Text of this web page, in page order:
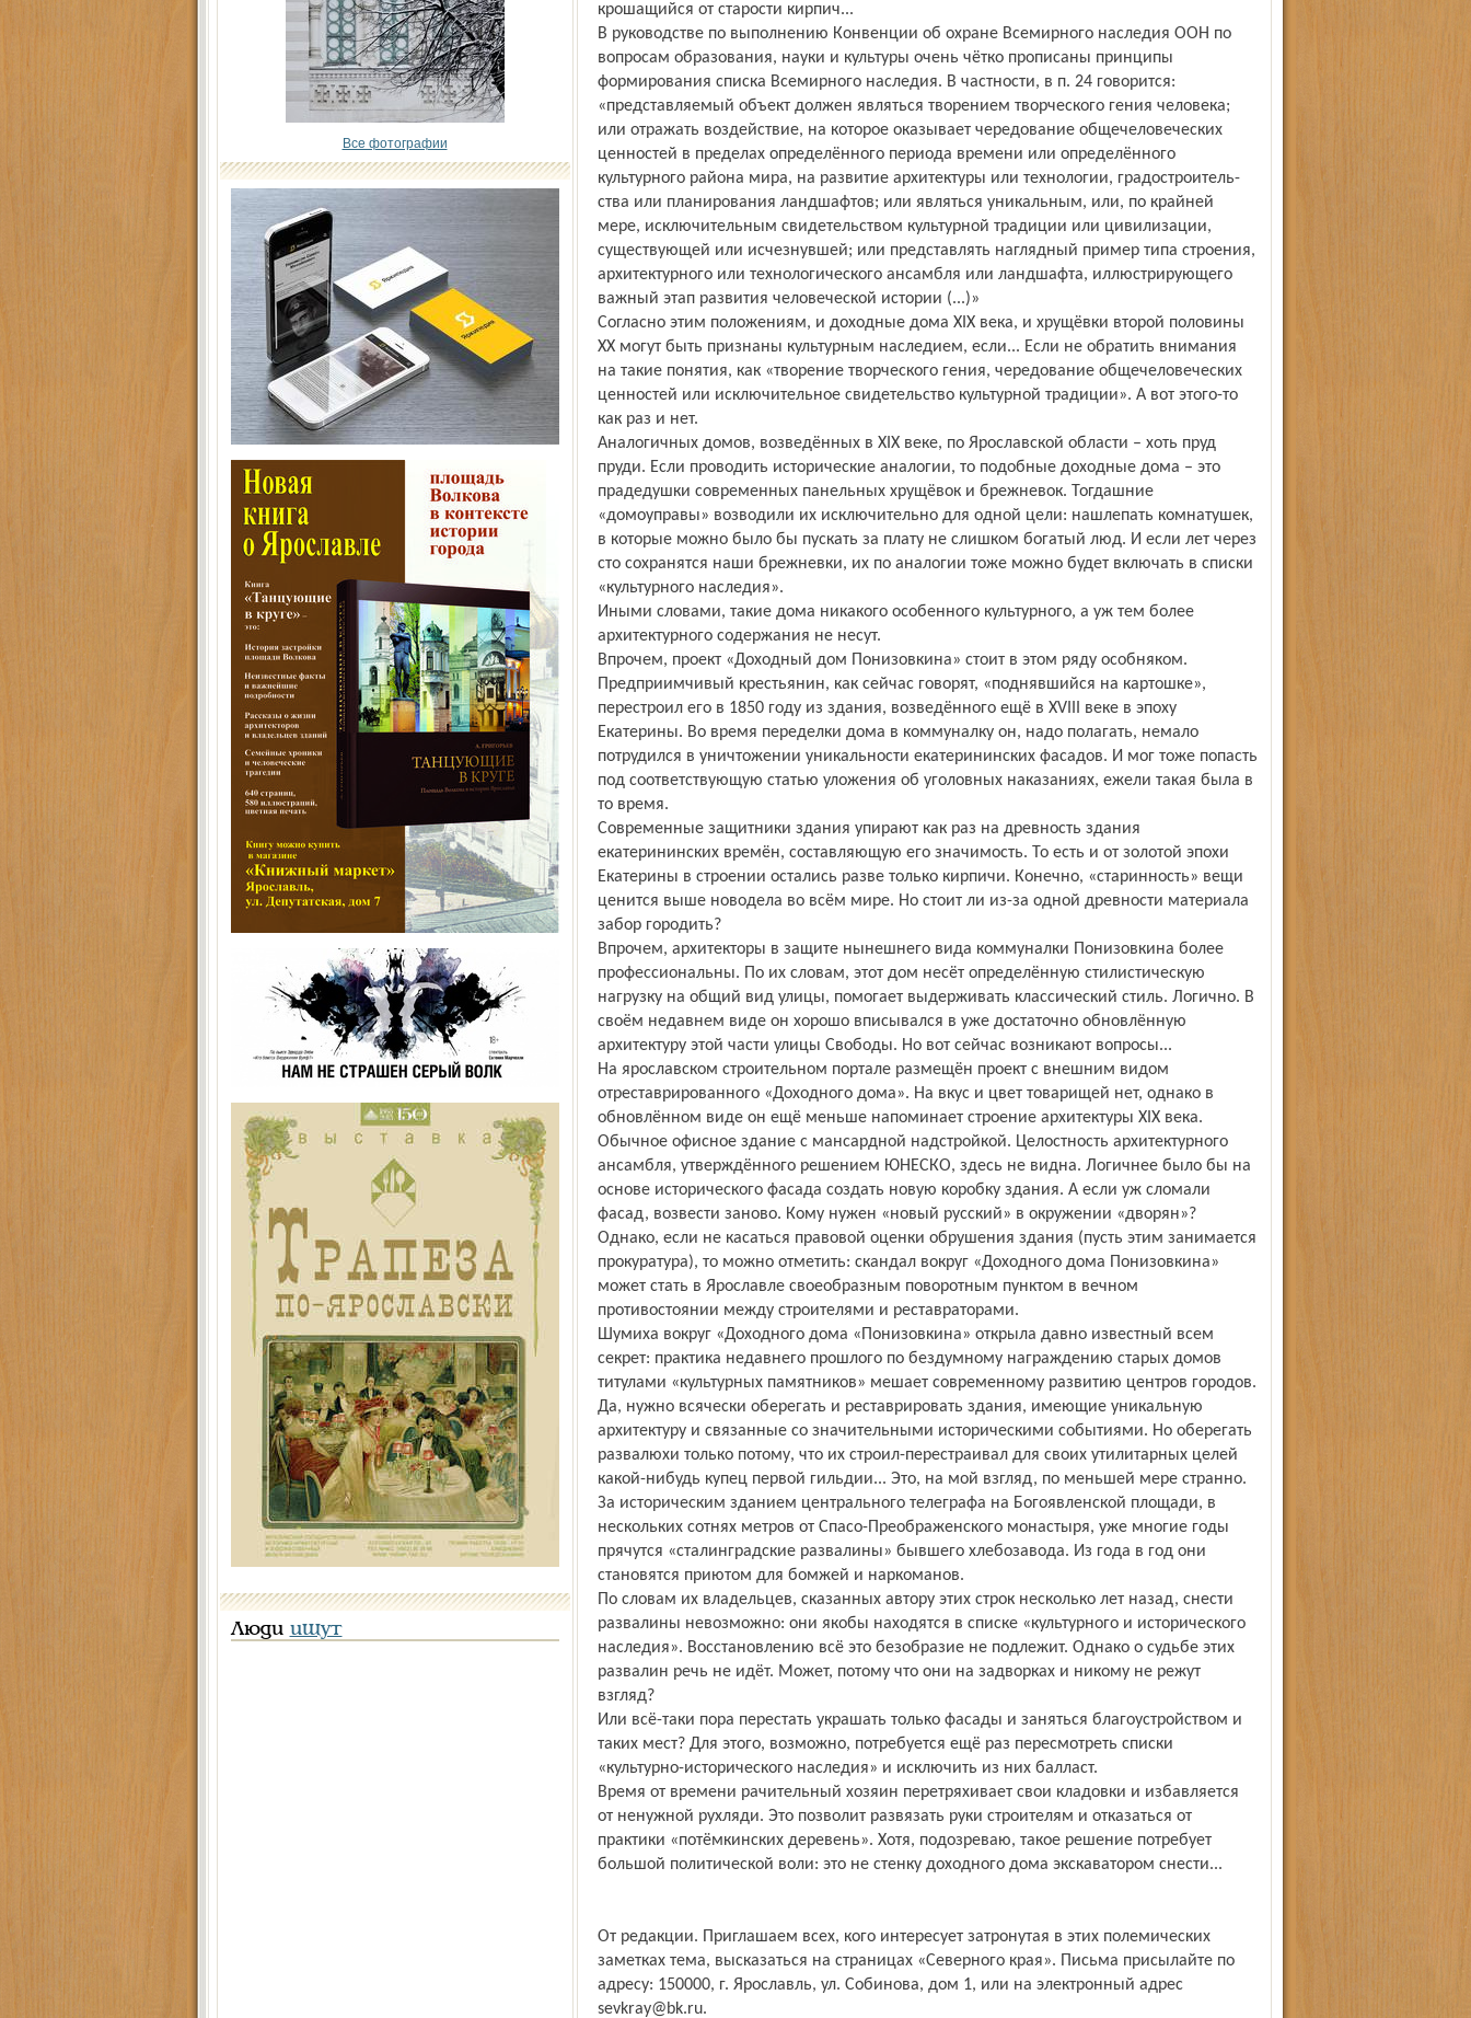
Все фотографии
Люди ищут
крошащийся от старости кирпич...
В руководстве по выполнению Конвенции об охране Всемирного наследия ООН по
вопросам образования, науки и культуры очень чётко прописаны принципы
формирования списка Всемирного наследия. В частности, в п. 24 говорится:
«представляемый объект должен являться творением творческого гения человека;
или отражать воздействие, на которое оказывает чередование общечеловеческих
ценностей в пределах определённого периода времени или определённого
культурного района мира, на развитие архитектуры или технологии, градостроитель­
ства или планирования ландшафтов; или являться уникальным, или, по крайней
мере, исключительным свидетельством культурной традиции или цивилизации,
существующей или исчезнувшей; или представлять наглядный пример типа строения,
архитектурного или технологического ансамбля или ландшафта, иллюстрирующего
важный этап развития человеческой истории (...)»
Согласно этим положениям, и доходные дома XIX века, и хрущёвки второй половины
ХХ могут быть признаны культурным наследием, если... Если не обратить внимания
на такие понятия, как «творение творческого гения, чередование общечеловеческих
ценностей или исключительное свидетельство культурной традиции». А вот этого-то
как раз и нет.
Аналогичных домов, возведённых в XIX веке, по Ярославской области – хоть пруд
пруди. Если проводить исторические аналогии, то подобные доходные дома – это
прадедушки современных панельных хрущёвок и брежневок. Тогдашние
«домоуправы» возводили их исключительно для одной цели: нашлепать комнатушек,
в которые можно было бы пускать за плату не слишком богатый люд. И если лет через
сто сохранятся наши брежневки, их по аналогии тоже можно будет включать в списки
«культурного наследия».
Иными словами, такие дома никакого особенного культурного, а уж тем более
архитектурного содержания не несут.
Впрочем, проект «Доходный дом Понизовкина» стоит в этом ряду особняком.
Предприимчивый крестьянин, как сейчас говорят, «поднявшийся на картошке»,
перестроил его в 1850 году из здания, возведённого ещё в XVIII веке в эпоху
Екатерины. Во время переделки дома в коммуналку он, надо полагать, немало
потрудился в уничтожении уникальности екатерининских фасадов. И мог тоже попасть
под соответ­ствующую статью уложения об уголовных наказаниях, ежели такая была в
то время.
Современные защитники здания упирают как раз на древность здания
екатерининских времён, составляющую его значимость. То есть и от золотой эпохи
Екатерины в строении остались разве только кирпичи. Конечно, «старинность» вещи
ценится выше новодела во всём мире. Но стоит ли из-за одной древности материала
забор городить?
Впрочем, архитекторы в защите нынешнего вида коммуналки Понизовкина более
профессиональны. По их словам, этот дом несёт определённую стилистическую
нагрузку на общий вид улицы, помогает выдерживать классический стиль. Логично. В
своём недавнем виде он хорошо вписывался в уже достаточно обновлённую
архитектуру этой части улицы Свободы. Но вот сейчас возникают вопросы...
На ярославском строительном портале размещён проект с внешним видом
отреставрированного «Доходного дома». На вкус и цвет товарищей нет, однако в
обновлённом виде он ещё меньше напоминает строение архитектуры XIX века.
Обычное офисное здание с мансардной надстройкой. Целостность архитектурного
ансамбля, утверждённого решением ЮНЕСКО, здесь не видна. Логичнее было бы на
основе исторического фасада создать новую коробку здания. А если уж сломали
фасад, возвести заново. Кому нужен «новый русский» в окружении «дворян»?
Однако, если не касаться правовой оценки обрушения здания (пусть этим занимается
прокуратура), то можно отметить: скандал вокруг «Доходного дома Понизовкина»
может стать в Ярославле своеобразным поворотным пунктом в вечном
противостоянии между строителями и реставраторами.
Шумиха вокруг «Доходного дома «Понизовкина» открыла давно известный всем
секрет: практика недавнего прошлого по бездумному награждению старых домов
титулами «культурных памятников» мешает современному развитию центров городов.
Да, нужно всячески оберегать и реставрировать здания, имеющие уникальную
архитектуру и связанные со значительными историческими событиями. Но оберегать
развалюхи только потому, что их строил-перестраивал для своих утилитарных целей
какой-нибудь купец первой гильдии... Это, на мой взгляд, по меньшей мере странно.
За историческим зданием центрального телеграфа на Богоявленской площади, в
нескольких сотнях метров от Спасо-Преображенского монастыря, уже многие годы
прячутся «сталинградские развалины» бывшего хлебозавода. Из года в год они
становятся приютом для бомжей и наркоманов.
По словам их владельцев, сказанных автору этих строк несколько лет назад, снести
развалины невозможно: они якобы находятся в списке «культурного и исторического
наследия». Восстановлению всё это безобразие не подлежит. Однако о судьбе этих
развалин речь не идёт. Может, потому что они на задворках и никому не режут
взгляд?
Или всё-таки пора перестать украшать только фасады и заняться благоустройством и
таких мест? Для этого, возможно, потребуется ещё раз пересмотреть списки
«культурно-исторического наследия» и исключить из них балласт.
Время от времени рачительный хозяин перетряхивает свои кладовки и избавляется
от ненужной рухляди. Это позволит развязать руки строителям и отказаться от
практики «потёмкинских деревень». Хотя, подозреваю, такое решение по­требует
большой политической воли: это не стенку доходного дома экскаватором снести...
От редакции. Приглашаем всех, кого интересует затронутая в этих полемических
заметках тема, высказаться на страницах «Северного края». Письма присылайте по
адресу: 150000, г. Ярославль, ул. Собинова, дом 1, или на электронный адрес
sevkray@bk.ru.